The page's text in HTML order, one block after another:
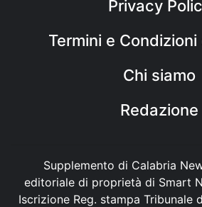
Privacy
Termini e
Chi siamo
Redazione
Supplemento di Calabria
editoriale di proprietà di Smart
Iscrizione Reg. stampa Tribunale